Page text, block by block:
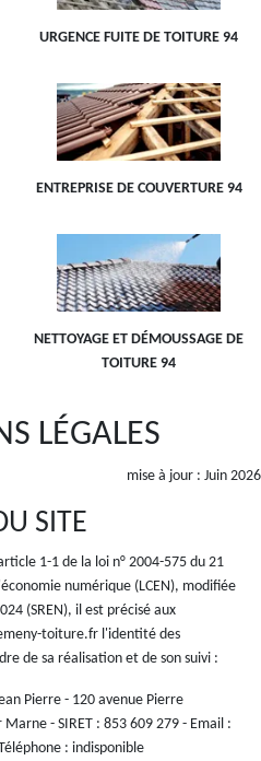
URGENCE FUITE DE TOITURE 94
ENTREPRISE DE COUVERTURE 94
NETTOYAGE ET DÉMOUSSAGE DE
TOITURE 94
LÉGALES
mise à jour : Juin 2026
SITE
1-1 de la loi n° 2004-575 du 21
numérique (LCEN), modifiée
(SREN), il est précisé aux
toiture.fr l'identité des
de sa réalisation et de son suivi :
Pierre - 120 avenue Pierre
- SIRET : 853 609 279 - Email :
: indisponible